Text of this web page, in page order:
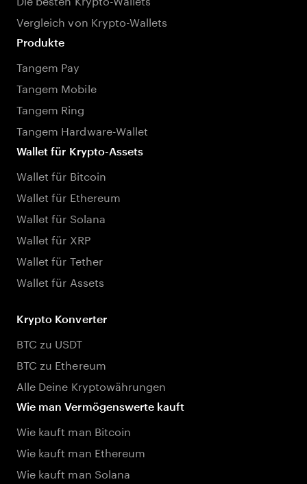
Vergleich von Krypto-Wallets
Produkte
Tangem Pay
Tangem Mobile
Tangem Ring
Tangem Hardware-Wallet
Wallet für Krypto-Assets
Wallet für Bitcoin
Wallet für Ethereum
Wallet für Solana
Wallet für XRP
Wallet für Tether
Wallet für Assets
Krypto Konverter
BTC zu USDT
BTC zu Ethereum
Alle Deine Kryptowährungen
Wie man Vermögenswerte kauft
Wie kauft man Bitcoin
Wie kauft man Ethereum
Wie kauft man Solana